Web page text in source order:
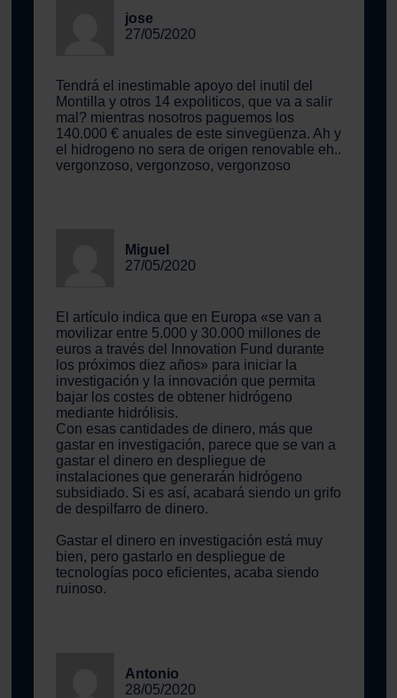
jose
27/05/2020
Tendrá el inestimable apoyo del inutil del
Montilla y otros 14 expoliticos, que va a salir
mal? mientras nosotros paguemos los
140.000 € anuales de este sinvegüenza. Ah y
el hidrogeno no sera de origen renovable eh..
vergonzoso, vergonzoso, vergonzoso
Miguel
27/05/2020
El artículo indica que en Europa «se van a
movilizar entre 5.000 y 30.000 millones de
euros a través del Innovation Fund durante
los próximos diez años» para iniciar la
investigación y la innovación que permita
bajar los costes de obtener hidrógeno
mediante hidrólisis.
Con esas cantidades de dinero, más que
gastar en investigación, parece que se van a
gastar el dinero en despliegue de
instalaciones que generarán hidrógeno
subsidiado. Si es así, acabará siendo un grifo
de despilfarro de dinero.
Gastar el dinero en investigación está muy
bien, pero gastarlo en despliegue de
tecnologías poco eficientes, acaba siendo
ruinoso.
Antonio
28/05/2020